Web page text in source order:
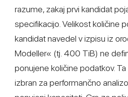
razume, zakaj prvi kandidat
specifikacijo. Velikost količine
kandidat navedel v izpisu iz
Modeller« (tj. 400 TiB) ne
ponujene količine podatkov.
izbran za performančno